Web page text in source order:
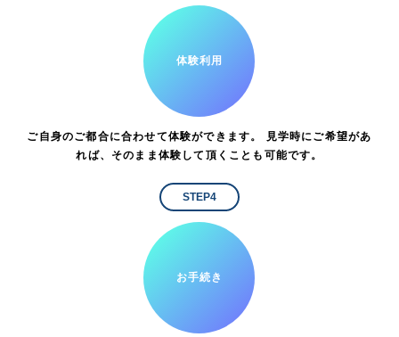
体験利用
ご自身のご都合に合わせて体験ができます。 見学時にご希望があ
れば、そのまま体験して頂くことも可能です。
STEP4
お手続き